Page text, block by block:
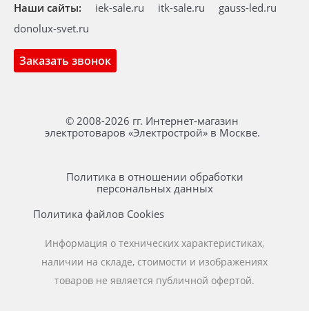
Заказать звонок
Наши сайты: iek-sale.ru itk-sale.ru
gauss-led.ru
donolux-svet.ru
© 2008-2026 гг. Интернет-магазин
электротоваров «Электрострой» в Москве.
Политика в отношении обработки
персональных данных
Политика файлов Cookies
Информация о технических характеристиках,
наличии на складе, стоимости и изображениях
товаров не является публичной офертой.